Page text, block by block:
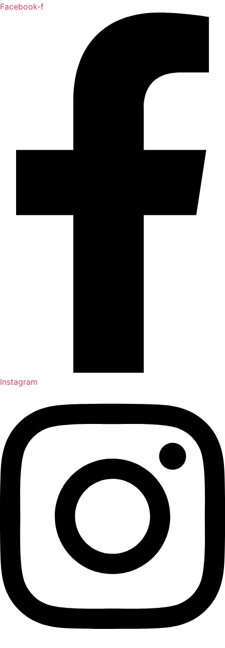
Facebook-f
Instagram